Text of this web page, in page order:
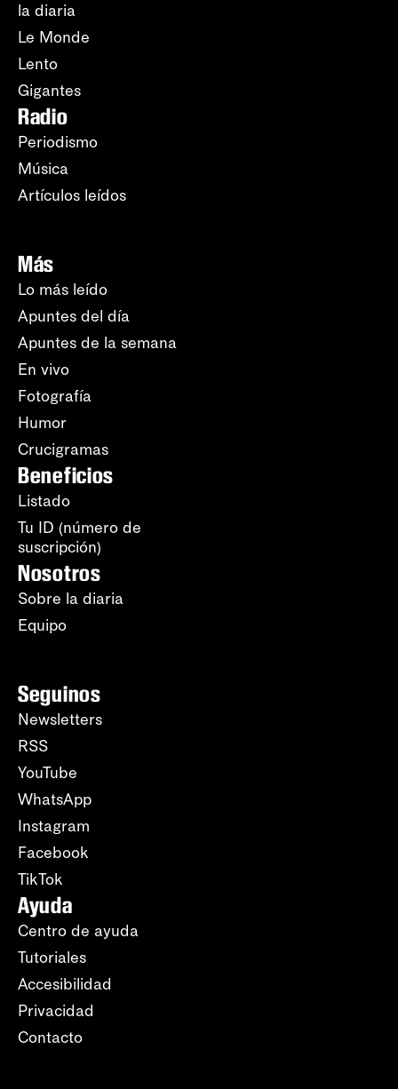
la diaria
Le Monde
Lento
Gigantes
Radio
Periodismo
Música
Artículos leídos
Más
Lo más leído
Apuntes del día
Apuntes de la semana
En vivo
Fotografía
Humor
Crucigramas
Beneficios
Listado
Tu ID (número de
suscripción)
Nosotros
Sobre la diaria
Equipo
Seguinos
Newsletters
RSS
YouTube
WhatsApp
Instagram
Facebook
TikTok
Ayuda
Centro de ayuda
Tutoriales
Accesibilidad
Privacidad
Contacto